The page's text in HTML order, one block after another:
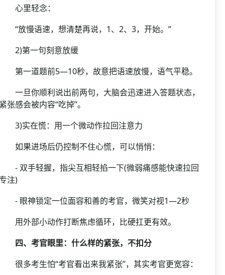
里轻念：
放慢语速，想清楚再说，1、2、3，开始。”
第一句刻意放缓
一道题前5—10秒，故意把语速放慢，语气平稳。
旦你顺利说出前两句，大脑会迅速进入答题状态，
张感会被内容“吃掉”。
实在慌：用一个微动作拉回注意力
果进场后仍控制不住心慌，可以悄悄：
双手轻握，指尖互相轻掐一下(微弱痛感能快速拉回
注)
眼神锁定一位面容和善的考官，微笑对视1—2秒
外部小动作打断焦虑循环，比硬扛更有效。
四、考官眼里：什么样的紧张，不扣分
多考生怕“考官看出来我紧张”，其实考官更宽容：